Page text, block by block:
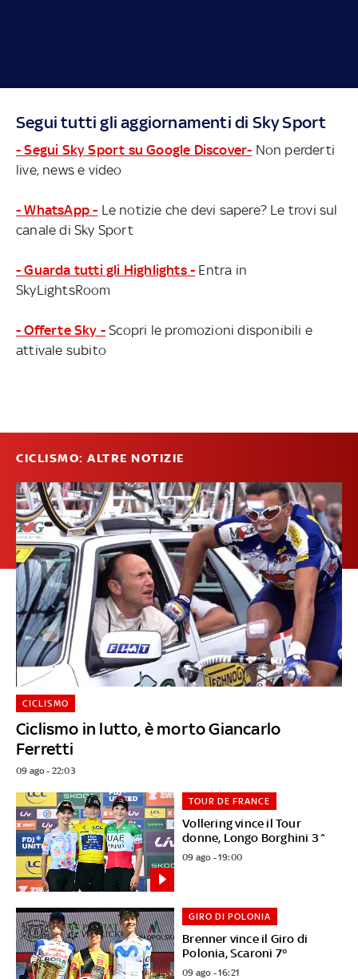
Segui tutti gli aggiornamenti di Sky Sport
- Segui Sky Sport su Google Discover- Non perderti
live, news e video
- WhatsApp - Le notizie che devi sapere? Le trovi sul
canale di Sky Sport
- Guarda tutti gli Highlights - Entra in
SkyLightsRoom
- Offerte Sky - Scopri le promozioni disponibili e
attivale subito
CICLISMO: ALTRE NOTIZIE
Ciclismo in lutto, è morto Giancarlo
Ferretti
CICLISMO
09 ago - 22:03
Vollering vince il Tour
donne, Longo Borghini 3^
TOUR DE FRANCE
09 ago - 19:00
Brenner vince il Giro di
Polonia, Scaroni 7°
GIRO DI POLONIA
09 ago - 16:21